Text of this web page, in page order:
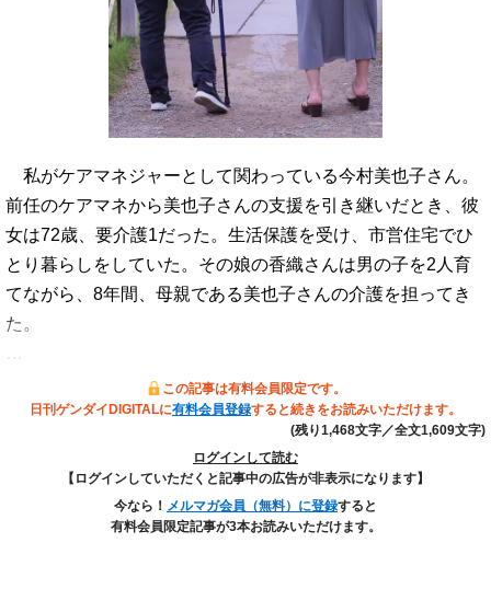
私がケアマネジャーとして関わっている今村美也子さん。
前任のケアマネから美也子さんの支援を引き継いだとき、彼
女は72歳、要介護1だった。生活保護を受け、市営住宅でひ
とり暮らしをしていた。その娘の香織さんは男の子を2人育
てながら、8年間、母親である美也子さんの介護を担ってき
た。
この記事は有料会員限定です。
日刊ゲンダイDIGITALに有料会員登録すると続きをお読みいただけます。
(残り1,468文字／全文1,609文字)
ログインして読む
【ログインしていただくと記事中の広告が非表示になります】
今なら！ メルマガ会員（無料）に登録すると
有料会員限定記事が3本お読みいただけます。